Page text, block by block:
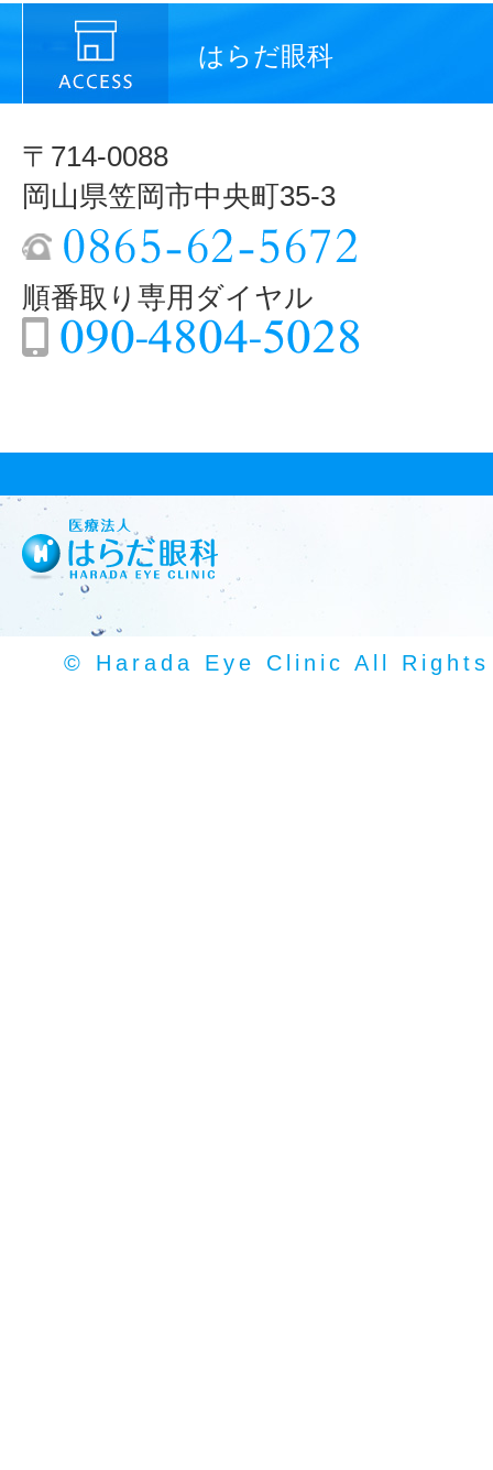
はらだ眼科
〒714-0088
岡山県笠岡市中央町35-3
順番取り専用ダイヤル
© Harada Eye Clinic All